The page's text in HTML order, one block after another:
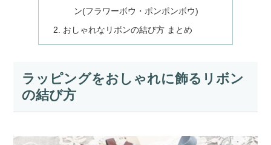
ン(フラワーボウ・ポンポンボウ)
おしゃれなリボンの結び方 まとめ
ラッピングをおしゃれに飾るリボン
の結び方